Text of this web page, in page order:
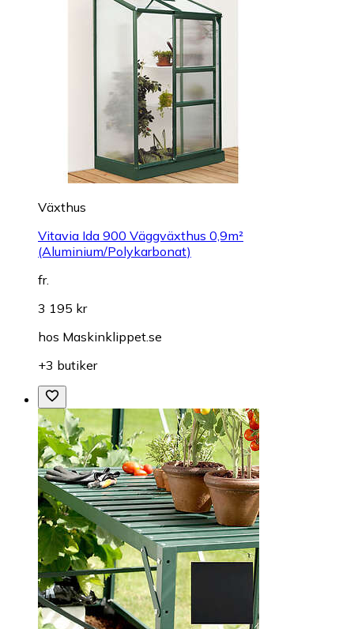
Växthus
Vitavia Ida 900 Väggväxthus 0,9m²
(Aluminium/Polykarbonat)
fr.
3 195 kr
hos Maskinklippet.se
+3 butiker